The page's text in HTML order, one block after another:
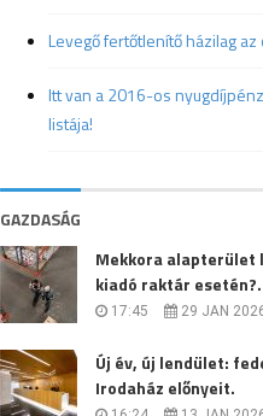
Levegő fertőtlenítő házilag
Itt van a 2016-os
listája!
GAZDASÁG
Mekkora alapterület
kiadó raktár esetén?.
17:45 29 JAN
Új év, új lendület:
Irodaház előnyeit.